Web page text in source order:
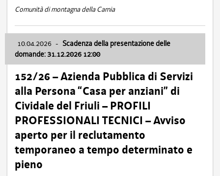
Comunità di montagna della Carnia
10.04.2026 - Scadenza della presentazione delle
domande: 31.12.2026 12:00
152/26 – Azienda Pubblica di Servizi
alla Persona “Casa per anziani” di
Cividale del Friuli – PROFILI
PROFESSIONALI TECNICI – Avviso
aperto per il reclutamento
temporaneo a tempo determinato e
pieno